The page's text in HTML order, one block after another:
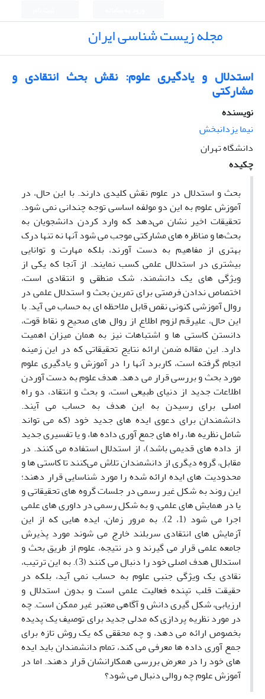
مجله زیست شناسی ایران
استدلال و یادگیری علوم: نقش بحث انتقادی و
مشارکتی
نویسنده
نیما یزدانبخش
دانشگاه تهران
چکیده
بحث و استدلال در علوم نقش کلیدی دارند. با این حال، در
آموزش علوم به این دو مولفه اساسی توجه چندانی نمی شود.
تحقیقات اخیر نشان می‌دهد که وارد کردن دانشجویان به
بحث‌ها و مناظره های مشارکتی موجب می شود آنها نه تنها درک
بهتری از مفاهیم به دست آورند، بلکه مهارت و توانایی
بیشتری در استدلال علمی کسب نمایند. از آنجا که یکی از
ویژگی های یک دانشمند، شک منطقی و انتقادی است،
اختصاص ندادن فرصتی برای تمرین بحث و استدلال علمی در
روال آموزشی کنونی نقص قابل ملاحظه ای به حساب می آید. با
این حال، علیرقم لزوم اطلاع از روال های صحیح و نقاط قوت،
دانستن کاستی ها و اشتباهات نیز به همان میزان اهمیت
دارد. این مقاله ضمن ارائه نتایج تحقیقاتی که در این زمینه
انجام گرفته است، کاربرد آنها را در آموزش و یادگیری علوم
مورد بحث و بررسی قرار می دهد. هدف علوم به دست آوردن
اطلاعات جدید از دنیای طبیعی است، و بحث و انتقاد، دو راه
اصلی برای رسیدن به این هدف به حساب می آیند.
دانشمندان برای دعوی ایده های جدید خود (که می تواند
شامل نظریه ها، راه های جمع آوری داده ها، و یا تفسیری جدید
از داده های قدیمی باشد)، از استدلال استفاده می کنند. در
مقابل، گروه دیگری از دانشمندان تلاش می‌کنند تا کاستی ها و
محدودیت های ایده ارائه شده را مورد شناسایی قرار دهند؛
این روند به شکل غیر رسمی در جلسات گروه های تحقیقاتی و
یا در همایش های علمی، و به شکل رسمی در داوری های علمی
اجرا می شود (1، 2). به مرور زمان، ایده هایی که از این
آزمایش های انتقادی سربلند خارج می شوند مورد پذیرش
جامعه علمی قرار می گیرند و در نتیجه، علوم از طریق بحث و
استدلال هدف اصلی خود را دنبال می کنند (3). به این ترتیب،
نقادی یک ویژگی جنبی علوم به حساب نمی آید، بلکه در
حقیقت قلب تپنده فعالیت علمی است و بدون استدلال و
ارزیابی، شکل گیری دانش و آگاهی معتبر غیر ممکن است. چه
در مورد نظریه پردازی که مدلی جدید برای توصیف یک پدیده
بخصوص ارائه می دهد، و چه محققی که یک روش تازه برای
جمع آوری داده ها معرفی می کند، تمام دانشمندان باید ایده
های خود را در معرض بررسی همکارانشان قرار دهند. اما در
آموزش علوم چه روالی دنبال می شود؟